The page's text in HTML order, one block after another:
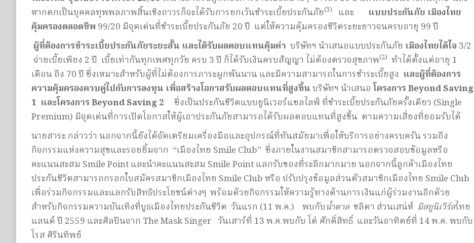
หากตกเป็นบุคคลทุพพลภาพสิ้นเชิงถาวรก็จะได้รับการยกเว้นชำระเบี้ยประกันภัย(3) และ แบบประกันภัย เมืองไทย
คุ้มครองตลอดชีพ 99/20 มีจุดเด่นที่ชำระเบี้ยประกันภัย 20 ปี แต่ให้ความคุ้มครองชีวิตระยะยาวจนครบอายุ 99 ปี
ผู้ที่ต้องการชำระเบี้ยประกันภัยระยะสั้น และได้รับผลตอบแทนคุ้มค่า บริษัทฯ นำเสนอแบบประกันภัย เมืองไทยได้ใจ 3/2
จ่ายเบี้ยเพียง 2 ปี เบี้ยเท่ากันทุกเพศทุกวัย ครบ 3 ปี ก็ได้รับเงินครบสัญญา ไม่ต้องตรวจสุขภาพ(2) ทำได้ตั้งแต่อายุ 1
เดือน ถึง 70 ปี ซึ่งเหมาะสำหรับผู้ที่ไม่ต้องการภาระผูกพันนาน และมีความสามารถในการชำระเบี้ยสูง และผู้ที่ต้องการ
ความคุ้มครองควบคู่ไปกับการลงทุน เพื่อสร้างโอกาสรับผลตอบแทนที่สูงขึ้นบริษัทฯ นำเสนอโครงการBeyond Saving
1 และโครงการ Beyond Saving 2 ซึ่งเป็นประกันชีวิตแบบยูนิเวอร์แซลไลฟ์ ที่ชำระเบี้ยประกันภัยครั้งเดียว (Single
Premium) มีจุดเด่นที่การเปิดโอกาสให้ผู้เอาประกันภัยสามารถได้รับผลตอบแทนที่สูงขึ้น ตามความเสี่ยงที่ยอมรับได้
นายสาระ กล่าวว่า นอกจากนี้ยังได้จัดเตรียมเครื่องมือและอุปกรณ์ที่ทันสมัยมาเพื่อให้บริการอย่างครบครัน รวมถึง
กิจกรรมแห่งความสุขและรอยยิ้มจาก “เมืองไทย Smile Club” ซึ่งภายในงานสมาชิกสามารถตรวจสอบข้อมูลหรือ
คะแนนสะสม Smile Point และนำคะแนนสะสม Smile Point แลกรับของที่ระลึกมากมาย นอกจากนี้ลูกค้าเมืองไทย
ประกันชีวิตสามารถกรอกใบสมัครสมาชิกเมืองไทย Smile Club หรือ ปรับปรุงข้อมูลส่วนตัวสมาชิกเมืองไทย Smile Club
เพื่อร่วมกิจกรรมและแลกรับสิทธิประโยชน์ต่างๆ พร้อมด้วยกิจกรรมให้ความรู้ทางด้านการเงินแก่ผู้ร่วมงานอีกด้วย
สำหรับกิจกรรมความบันเทิงที่บูธเมืองไทยประกันชีวิต วันแรก (11 พ.ค.) พบกับน้ำตาลชลิตา ส่วนเสน่ห์ มิสยูนิเวิร์สไทย
แลนด์ ปี 2559 และศิลปินจาก The Mask Singer วันเสาร์ที่ 13 พ.ค.พบกับ โต๋ ศักดิ์สิทธิ์ และวันอาทิตย์ที่ 14 พ.ค. พบกับ
โรส ศิรินทิพย์